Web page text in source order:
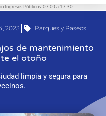
Ingresos Públicos: 07:00 a 17:30
2023 Parques y Paseos
de mantenimiento
el otoño
limpia y segura para